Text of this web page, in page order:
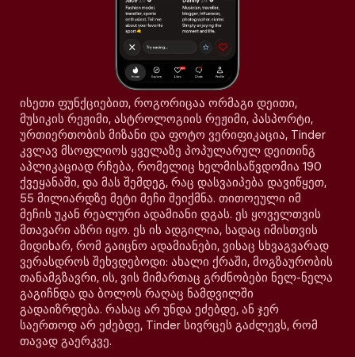
ისეთი ფუნქციებით, როგორიცაა ორმაგი დეითი,
მუსიკის რეჟიმი, ასტროლოგიის რეჟიმი, პასპორტი,
ურთიერთობის მიზანი და ფოტო ვერიფიკაცია, Tinder
კვლავ მსოფლიოს ყველაზე პოპულარულ დეითინგ
აპლიკაციად რჩება, რომელიც ხელმისაწვდომია 190
ქვეყანაში, და მას შემდეგ, რაც დასვაიპება დავიწყეთ,
55 მილიარდზე მეტი მეჩი შეიქმნა. თითოეული იმ
მეჩის უკან რეალური ადამიანი დგას. ეს ყოველთვის
მთავარი აზრი იყო. ეს ის ადგილია, სადაც იმისთვის
მიდიხარ, რომ გაიცნო ადამიანები, ვისაც სხვაგვარად
ვერასდროს შეხვდებოდი: ახალი ქრაში, მოგზაურობის
თანამგზავრი, ის, ვის მიმართაც გრძნობები ნელ-ნელა
გაგიჩნდა და ბოლოს რაღაც ნამდვილში
გადაიზრდება. რასაც არ უნდა ეძებდე, ან ჯერ
საერთოდ არ ეძებდე, Tinder სივრცეს გაძლევს, რომ
თავად გაერკვე.